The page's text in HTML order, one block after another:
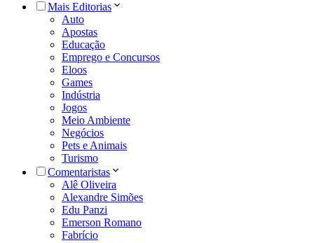
Mais Editorias
Auto
Apostas
Educação
Emprego e Concursos
Eloos
Games
Indústria
Jogos
Meio Ambiente
Negócios
Pets e Animais
Turismo
Comentaristas
Alê Oliveira
Alexandre Simões
Edu Panzi
Emerson Romano
Fabrício